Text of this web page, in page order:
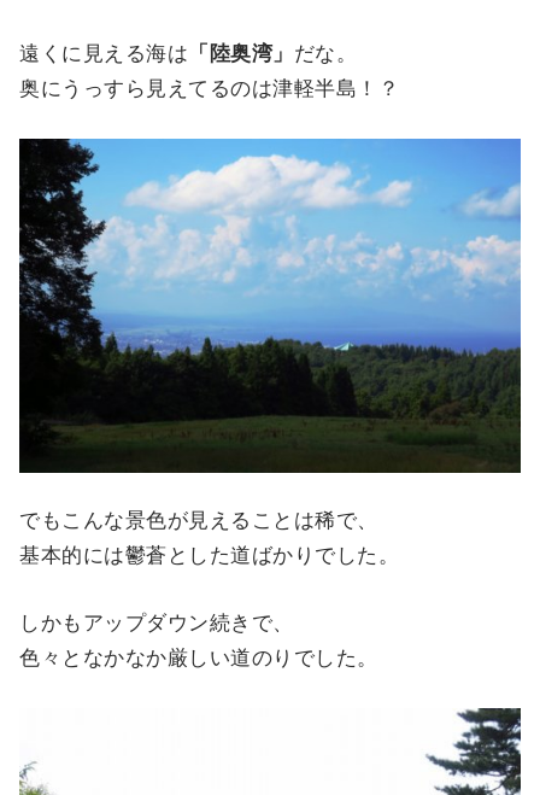
遠くに見える海は 「陸奥湾」 だな。
奥にうっすら見えてるのは津軽半島！？
でもこんな景色が見えることは稀で、
基本的には鬱蒼とした道ばかりでした。
しかもアップダウン続きで、
色々となかなか厳しい道のりでした。